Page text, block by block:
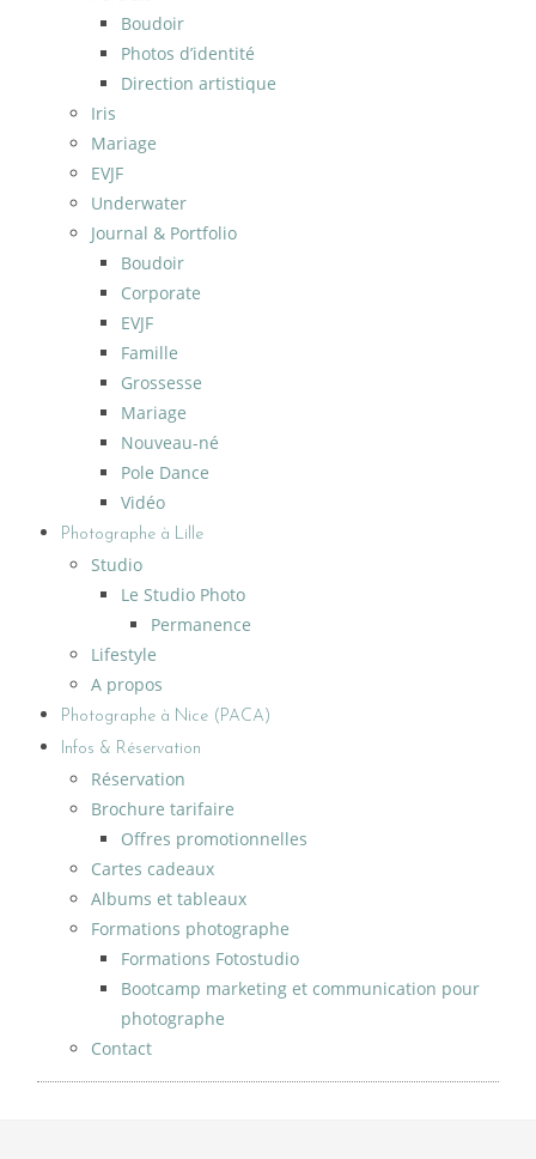
Boudoir
Photos d’identité
Direction artistique
Iris
Mariage
EVJF
Underwater
Journal & Portfolio
Boudoir
Corporate
EVJF
Famille
Grossesse
Mariage
Nouveau-né
Pole Dance
Vidéo
Photographe à Lille
Studio
Le Studio Photo
Permanence
Lifestyle
A propos
Photographe à Nice (PACA)
Infos & Réservation
Réservation
Brochure tarifaire
Offres promotionnelles
Cartes cadeaux
Albums et tableaux
Formations photographe
Formations Fotostudio
Bootcamp marketing et communication pour
photographe
Contact